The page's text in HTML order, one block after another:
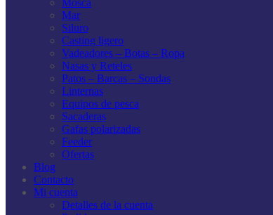
Mar
Siluro
Casting ligero
Vadeadores – Botas – Ropa
Nasas y Reteles
Patos – Barcas – Sondas
Linternas
Equipos de pesca
Sacaderas
Gafas polarizadas
Feeder
Ofertas
Blog
Contacto
Mi cuenta
Detalles de la cuenta